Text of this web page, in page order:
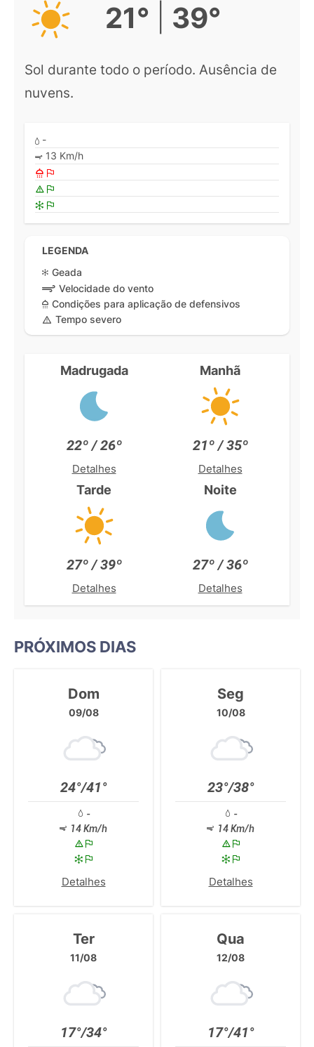
21° 39°
Sol durante todo o período. Ausência de
nuvens.
-
13 Km/h
LEGENDA
Geada
Velocidade do vento
Condições para aplicação de defensivos
Tempo severo
Madrugada
22º / 26º
Detalhes
Manhã
21º / 35º
Detalhes
Tarde
27º / 39º
Detalhes
Noite
27º / 36º
Detalhes
PRÓXIMOS DIAS
Dom
09/08
24°/41°
-
14 Km/h
Detalhes
Seg
10/08
23°/38°
-
14 Km/h
Detalhes
Ter
11/08
17°/34°
Qua
12/08
17°/41°